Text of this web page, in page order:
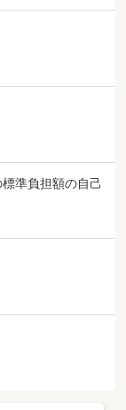
準負担額の自己